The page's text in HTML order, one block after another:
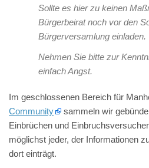
Sollte es hier zu keinen
Bürgerbeirat noch vor den
Bürgerversamlung einladen.
Nehmen Sie bitte zur
einfach Angst.
Im geschlossenen Bereich für
Community
sammeln wir
Einbrüchen und
möglichst jeder, der Informationen
dort einträgt.